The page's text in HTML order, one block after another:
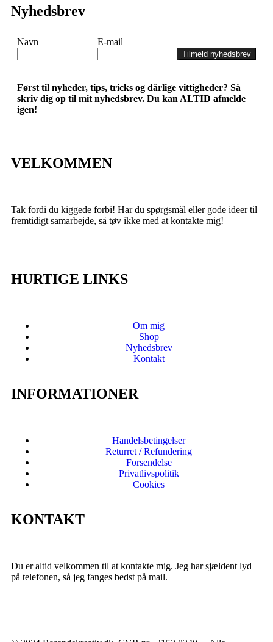
Nyhedsbrev
Navn E-mail
Tilmeld nyhedsbrev
Først til nyheder, tips, tricks og dårlige vittigheder? Så
skriv dig op til mit nyhedsbrev. Du kan ALTID afmelde
igen!
VELKOMMEN
Tak fordi du kiggede forbi! Har du spørgsmål eller gode ideer til
fremtidigt samarbejde, så tøv ikke med at kontakte mig!
HURTIGE LINKS
Om mig
Shop
Nyhedsbrev
Kontakt
INFORMATIONER
Handelsbetingelser
Returret / Refundering
Forsendelse
Privatlivspolitik
Cookies
KONTAKT
Du er altid velkommen til at kontakte mig. Jeg har sjældent lyd
på telefonen, så jeg fanges bedst på mail.